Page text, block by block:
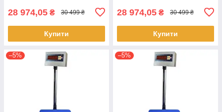
28 974,05 ₴ 30 499 ₴
Купити
28 974,05 ₴ 30 499 ₴
Купити
–5% –5%